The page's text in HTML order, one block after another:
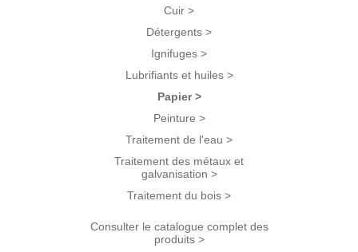
Cuir >
Détergents >
Ignifuges >
Lubrifiants et huiles >
Papier >
Peinture >
Traitement de l'eau >
Traitement des métaux et
galvanisation >
Traitement du bois >
Consulter le catalogue complet des
produits >